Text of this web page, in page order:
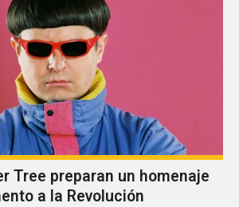
coldwave y letras
melancólicas.
Tree preparan un homenaje
a la Revolución